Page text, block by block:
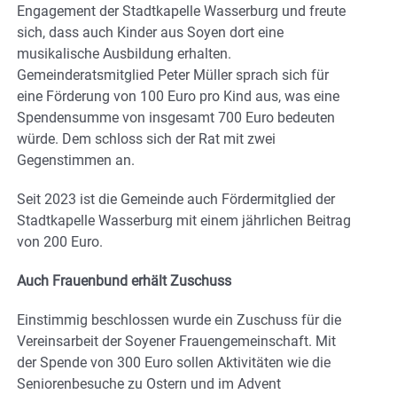
Engagement der Stadtkapelle Wasserburg und freute
sich, dass auch Kinder aus Soyen dort eine
musikalische Ausbildung erhalten.
Gemeinderatsmitglied Peter Müller sprach sich für
eine Förderung von 100 Euro pro Kind aus, was eine
Spendensumme von insgesamt 700 Euro bedeuten
würde. Dem schloss sich der Rat mit zwei
Gegenstimmen an.
Seit 2023 ist die Gemeinde auch Fördermitglied der
Stadtkapelle Wasserburg mit einem jährlichen Beitrag
von 200 Euro.
Auch Frauenbund erhält Zuschuss
Einstimmig beschlossen wurde ein Zuschuss für die
Vereinsarbeit der Soyener Frauengemeinschaft. Mit
der Spende von 300 Euro sollen Aktivitäten wie die
Seniorenbesuche zu Ostern und im Advent